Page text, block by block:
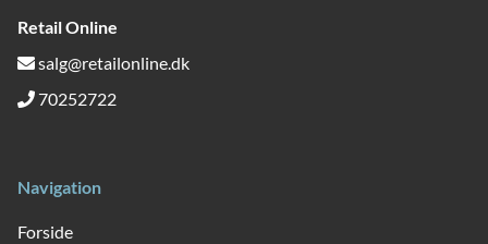
Retail Online
salg@retailonline.dk
70252722
Navigation
Forside